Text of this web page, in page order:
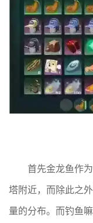
首先金龙鱼作
塔附近，而除此之
量的分布。而钓鱼